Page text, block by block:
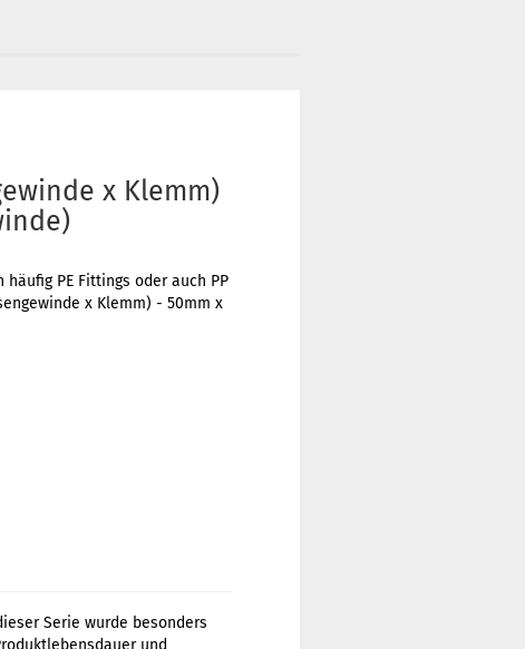
x Klemm)
PE Fittings oder auch PP
x Klemm) - 50mm x
Serie wurde besonders
und